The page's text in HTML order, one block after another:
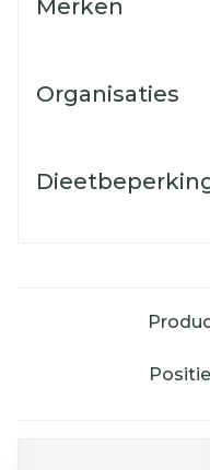
Merken
Organisaties
Sorteer